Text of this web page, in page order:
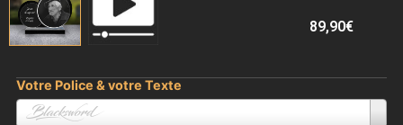
89,90€
Votre Police & votre Texte
Blacksword